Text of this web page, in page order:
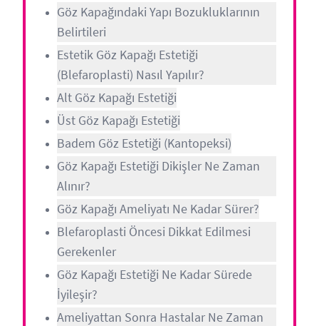
Göz Kapağındaki Yapı Bozukluklarının
Belirtileri
Estetik Göz Kapağı Estetiği
(Blefaroplasti) Nasıl Yapılır?
Alt Göz Kapağı Estetiği
Üst Göz Kapağı Estetiği
Badem Göz Estetiği (Kantopeksi)
Göz Kapağı Estetiği Dikişler Ne Zaman
Alınır?
Göz Kapağı Ameliyatı Ne Kadar Sürer?
Blefaroplasti Öncesi Dikkat Edilmesi
Gerekenler
Göz Kapağı Estetiği Ne Kadar Sürede
İyileşir?
Ameliyattan Sonra Hastalar Ne Zaman